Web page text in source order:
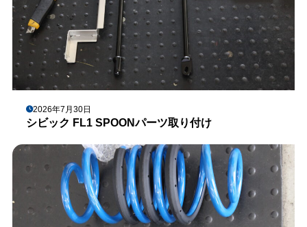
2026年7月30日
シビック FL1 SPOONパーツ取り付け